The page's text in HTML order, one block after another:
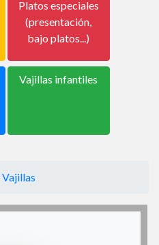
Platos especiales
(presentación,
bajo platos...)
Vajillas infantiles
Vajillas